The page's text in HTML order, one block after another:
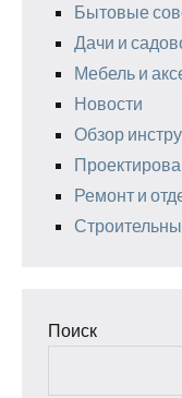
Бытовые
Дачи и
Мебель и
Новости
Обзор
Ремонт и
Поиск